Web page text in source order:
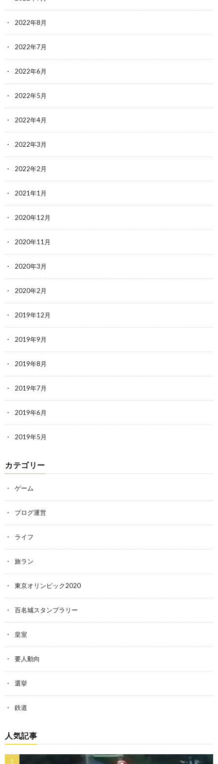
2022年8月
2022年7月
2022年6月
2022年5月
2022年4月
2022年3月
2022年2月
2021年1月
2020年12月
2020年11月
2020年3月
2020年2月
2019年12月
2019年9月
2019年8月
2019年7月
2019年6月
2019年5月
カテゴリー
ゲーム
ブログ運営
ライフ
旅ラン
東京オリンピック2020
百名城スタンプラリー
皇室
要人動向
選挙
鉄道
人気記事